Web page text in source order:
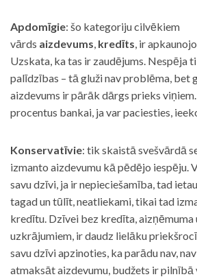
Apdomīgie: šo kategoriju cilvēkiem
vārds aizdevums, kredīts, ir
Uzskata, ka tas ir zaudējums. Nespēja
palīdzības – tā gluži nav problēma, bet
aizdevums ir pārāk dārgs prieks
procentus bankai, ja var paciesties,
Konservatīvie: tik skaistā svešvārdā
izmanto aizdevumu kā pēdējo iespēju.
savu dzīvi, ja ir nepieciešamība, tad
tagad un tūlīt, neatliekami, tikai tad
kredītu. Dzīvei bez kredīta, aizņēmuma
uzkrājumiem, ir daudz lielāku
savu dzīvi apzinoties, ka parādu nav,
atmaksāt aizdevumu, budžets ir pilnībā